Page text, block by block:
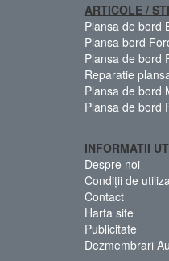
ARTICOLE /
Plansa de bord
Plansa bord
Plansa de bord
Reparatie
Plansa de bord
Plansa de bord
INFORMATII
Despre noi
Condiții de
Contact
Harta site
Publicitate
Dezmembrari